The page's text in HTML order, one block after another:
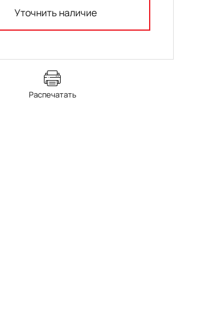
Уточнить наличие
Распечатать